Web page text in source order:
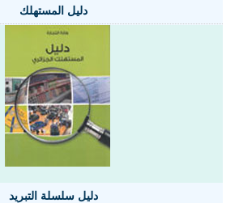
دليل المستهلك
دليل سلسلة التبريد